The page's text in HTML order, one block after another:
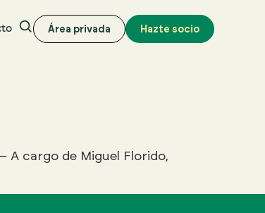
BuscarÁrea privada Hazte socio
A cargo de Miguel Florido,